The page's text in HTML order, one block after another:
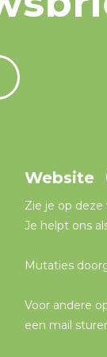
Website
Zie je op
Je helpt ons
Mutaties
Voor andere
een mail